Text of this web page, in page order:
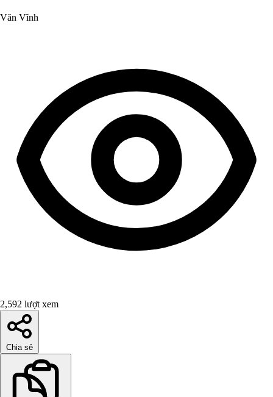
Văn Vĩnh
2,592 lượt xem
Chia sẻ